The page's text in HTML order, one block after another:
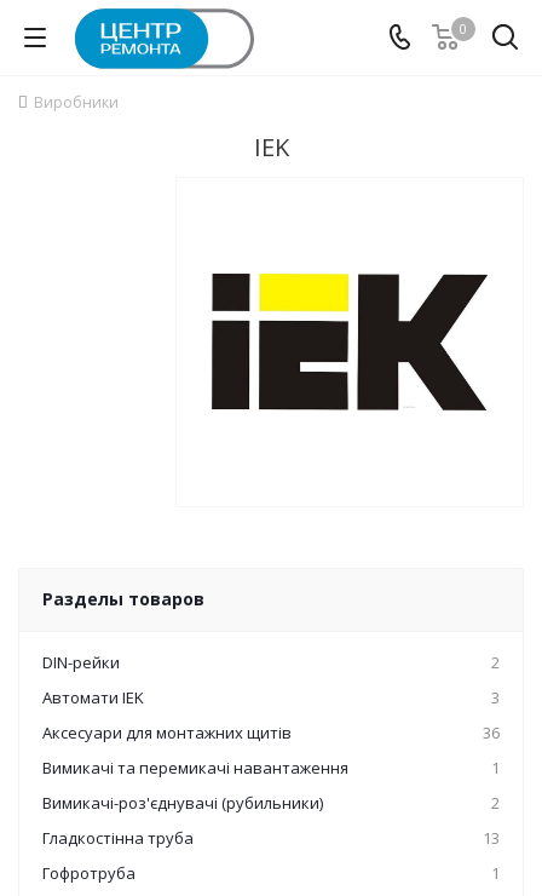
0
Виробники
IEK
Разделы товаров
DIN-рейки
2
Автомати IEK
3
Аксесуари для монтажних щитів
36
Вимикачі та перемикачі навантаження
1
Вимикачі-роз'єднувачі (рубильники)
2
Гладкостінна труба
13
Гофротруба
1